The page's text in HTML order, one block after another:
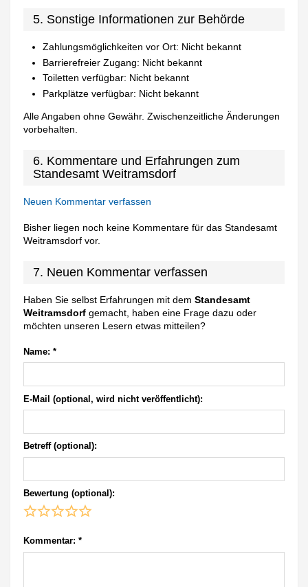
5. Sonstige Informationen zur Behörde
Zahlungsmöglichkeiten vor Ort: Nicht bekannt
Barrierefreier Zugang: Nicht bekannt
Toiletten verfügbar: Nicht bekannt
Parkplätze verfügbar: Nicht bekannt
Alle Angaben ohne Gewähr. Zwischenzeitliche Änderungen
vorbehalten.
6. Kommentare und Erfahrungen zum
Standesamt Weitramsdorf
Neuen Kommentar verfassen
Bisher liegen noch keine Kommentare für das Standesamt
Weitramsdorf vor.
7. Neuen Kommentar verfassen
Haben Sie selbst Erfahrungen mit demStandesamt
Weitramsdorf gemacht, haben eine Frage dazu oder
möchten unseren Lesern etwas mitteilen?
Name: *
E-Mail (optional, wird nicht veröffentlicht):
Betreff (optional):
Bewertung (optional):
Kommentar: *